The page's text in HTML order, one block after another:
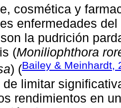
cosmética y
enfermedades del
la pudrición
(Moniliophthora
) (Bailey & Meinhardt,
de limitar
rendimientos en